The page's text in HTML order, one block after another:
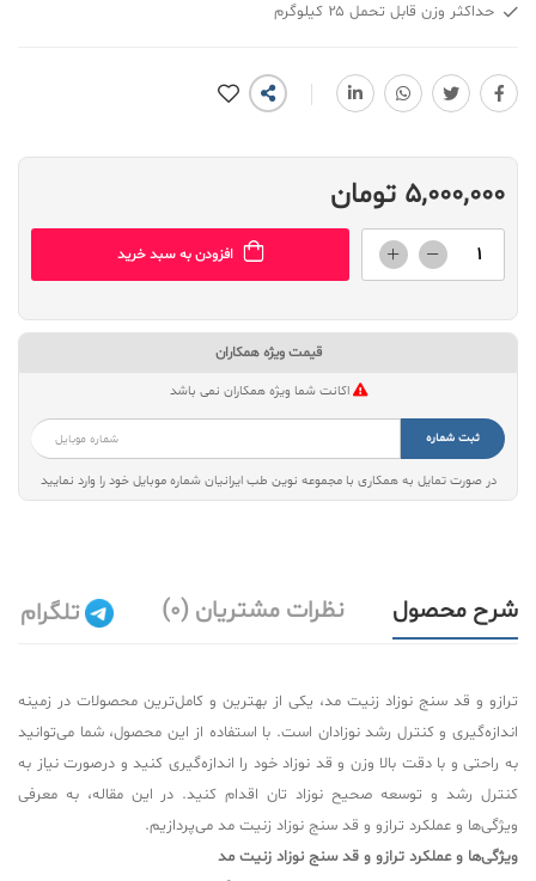
حداکثر وزن قابل تحمل ۲۵ کیلوگرم
5,000,000 تومان
افزودن به سبد خرید
قیمت ویژه همکاران
اکانت شما ویژه همکاران نمی باشد
ثبت شماره
در صورت تمایل به همکاری با مجموعه نوین طب ایرانیان شماره موبایل خود را وارد نمایید
شرح محصول نظرات مشتریان (0) تلگرام
ترازو و قد سنج نوزاد زنیت مد، یکی از بهترین و کامل‌ترین محصولات در زمینه
اندازه‌گیری و کنترل رشد نوزادان است. با استفاده از این محصول، شما می‌توانید
به راحتی و با دقت بالا وزن و قد نوزاد خود را اندازه‌گیری کنید و درصورت نیاز به
کنترل رشد و توسعه صحیح نوزاد تان اقدام کنید. در این مقاله، به معرفی
ویژگی‌ها و عملکرد ترازو و قد سنج نوزاد زنیت مد می‌پردازیم.
ویژگی‌ها و عملکرد ترازو و قد سنج نوزاد زنیت مد